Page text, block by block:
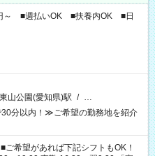
～ ■週払いOK ■扶養内OK ■日
東山公園(愛知県)駅 / …
分以内！≫ご希望の勤務地を紹介